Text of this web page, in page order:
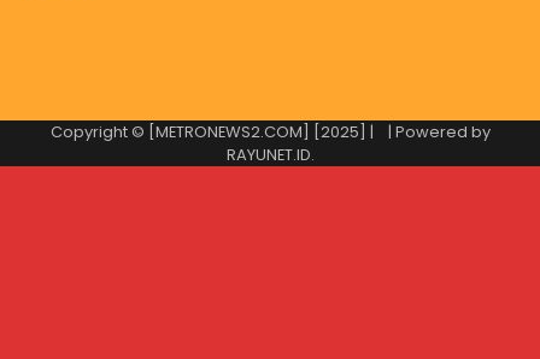
Copyright © [METRONEWS2.COM] [2025] |
| Powered by
RAYUNET.ID.